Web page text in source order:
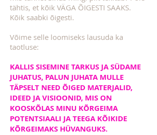
tähtis, et kõik VÄGA ÕIGESTI SAAKS.
Kõik saabki õigesti.
Võime selle loomiseks lausuda ka
taotluse:
KALLIS SISEMINE TARKUS JA SÜDAME
JUHATUS, PALUN JUHATA MULLE
TÄPSELT NEED ÕIGED MATERJALID,
IDEED JA VISIOONID, MIS ON
KOOSKÕLAS MINU KÕRGEIMA
POTENTSIAALI JA TEEGA KÕIKIDE
KÕRGEIMAKS HÜVANGUKS.